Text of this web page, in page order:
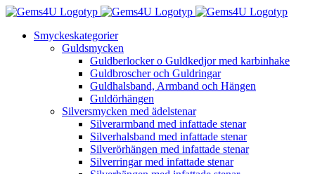
Fortsätt
innehålletSmyckeskategorier
Guldsmycken
Guldberlocker o Guldkedjor med karbinhake
Guldbroscher och Guldringar
Guldhalsband, Armband och Hängen
Guldörhängen
Silversmycken med ädelstenar
Silverarmband med infattade stenar
Silverhalsband med infattade stenar
Silverörhängen med infattade stenar
Silverringar med infattade stenar